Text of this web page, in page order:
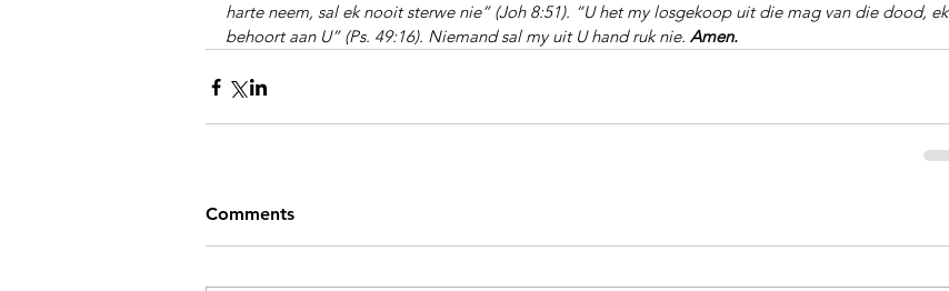
harte neem, sal ek nooit sterwe nie” (Joh 8:51). “U het my losgekoop uit die mag van die dood, ek
behoort aan U” (Ps. 49:16). Niemand sal my uit U hand ruk nie. Amen.
Comments